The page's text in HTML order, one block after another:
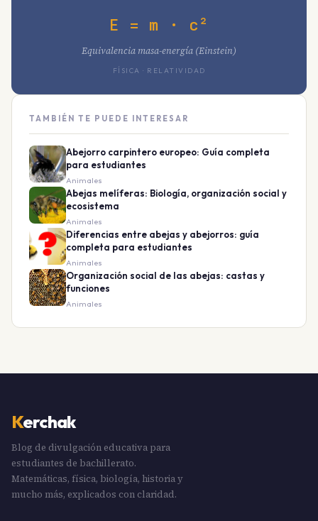
E = m · c²
Equivalencia masa-energía (Einstein)
FÍSICA · RELATIVIDAD
TAMBIÉN TE PUEDE INTERESAR
Abejorro carpintero europeo: Guía completa
para estudiantes
Animales
Abejas melíferas: Biología, organización social y
ecosistema
Animales
Diferencias entre abejas y abejorros: guía
completa para estudiantes
Animales
Organización social de las abejas: castas y
funciones
Animales
Kerchak
Blog de divulgación educativa para
estudiantes de bachillerato.
Matemáticas, física, biología, historia y
mucho más, explicados con claridad.